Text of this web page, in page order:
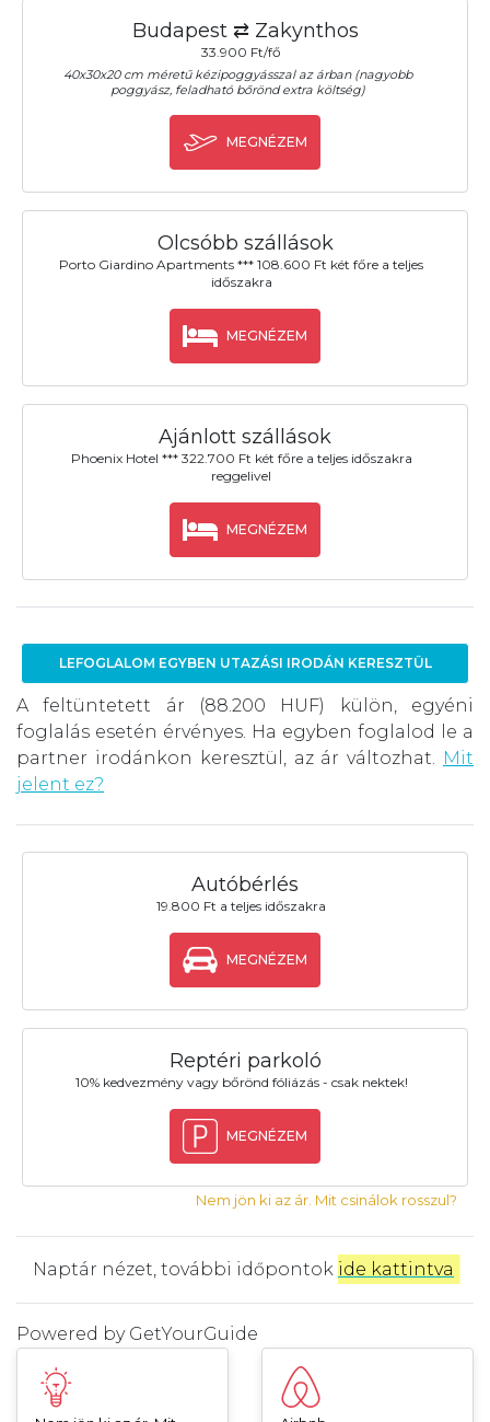
Budapest ⇄ Zakynthos
33.900 Ft/fő
40x30x20 cm méretű kézipoggyásszal az árban (nagyobb
poggyász, feladható bőrönd extra költség)
MEGNÉZEM
Olcsóbb szállások
Porto Giardino Apartments *** 108.600 Ft két főre a teljes
időszakra
MEGNÉZEM
Ajánlott szállások
Phoenix Hotel *** 322.700 Ft két főre a teljes időszakra
reggelivel
MEGNÉZEM
LEFOGLALOM EGYBEN UTAZÁSI IRODÁN KERESZTÜL
A feltüntetett ár (88.200 HUF) külön, egyéni
foglalás esetén érvényes. Ha egyben foglalod le a
partner irodánkon keresztül, az ár változhat. Mit
jelent ez?
Autóbérlés
19.800 Ft a teljes időszakra
MEGNÉZEM
Reptéri parkoló
10% kedvezmény vagy bőrönd fóliázás - csak nektek!
MEGNÉZEM
Nem jön ki az ár. Mit csinálok rosszul?
Naptár nézet, további időpontok ide kattintva
Powered by GetYourGuide